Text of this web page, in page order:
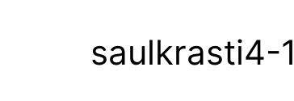
saulkrasti4-